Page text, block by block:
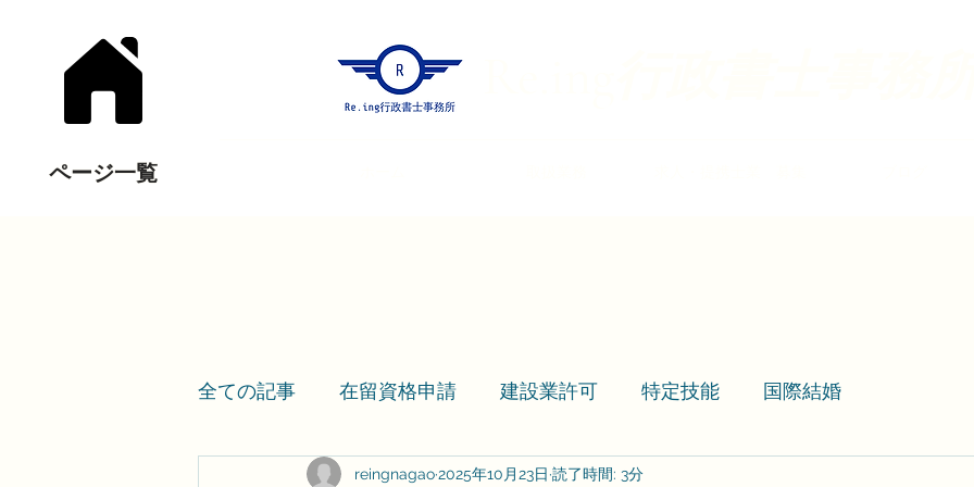
ページ一覧
全ての記事 在留資格申請 建設業許可 特定技能 国際結婚
reingnagao2025年10月23日 読了時間: 3分